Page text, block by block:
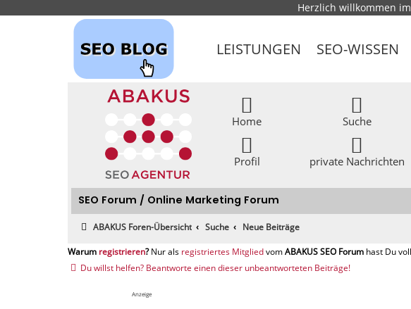
Herzlich willkommen im
LEISTUNGEN SEO-WISSEN
Home
Profil
Suche
private Nachrichten
SEO Forum / Online Marketing Forum
ABAKUS Foren-Übersicht Suche Neue Beiträge
registrieren
registriertes Mitglied
Du willst helfen? Beantworte einen dieser unbeantworteten Beiträge!
Anzeige